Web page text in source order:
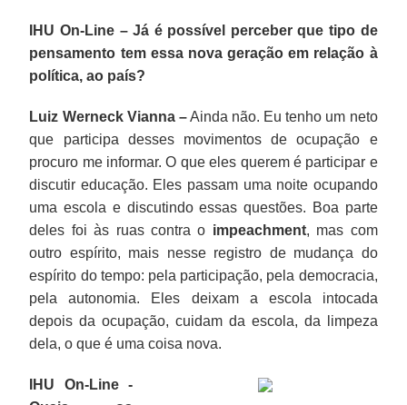
IHU On-Line – Já é possível perceber que tipo de
pensamento tem essa nova geração em relação à
política, ao país?
Luiz Werneck Vianna –Ainda não. Eu tenho um neto
que participa desses movimentos de ocupação e
procuro me informar. O que eles querem é participar e
discutir educação. Eles passam uma noite ocupando
uma escola e discutindo essas questões. Boa parte
deles foi às ruas contra o impeachment, mas com
outro espírito, mais nesse registro de mudança do
espírito do tempo: pela participação, pela democracia,
pela autonomia. Eles deixam a escola intocada
depois da ocupação, cuidam da escola, da limpeza
dela, o que é uma coisa nova.
IHU On-Line -